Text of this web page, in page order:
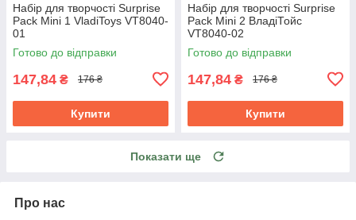
Набір для творчості Surprise
Pack Mini 1 VladiToys VT8040-
01
Готово до відправки
147,84 ₴ 176 ₴
Купити
Набір для творчості Surprise
Pack Mini 2 ВладіТойс
VT8040-02
Готово до відправки
147,84 ₴ 176 ₴
Купити
Показати ще
Про нас